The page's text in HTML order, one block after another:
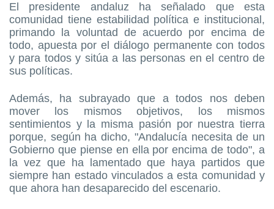
El presidente andaluz ha señalado que esta
comunidad tiene estabilidad política e institucional,
primando la voluntad de acuerdo por encima de
todo, apuesta por el diálogo permanente con todos
y para todos y sitúa a las personas en el centro de
sus políticas.
Además, ha subrayado que a todos nos deben
mover los mismos objetivos, los mismos
sentimientos y la misma pasión por nuestra tierra
porque, según ha dicho, "Andalucía necesita de un
Gobierno que piense en ella por encima de todo", a
la vez que ha lamentado que haya partidos que
siempre han estado vinculados a esta comunidad y
que ahora han desaparecido del escenario.